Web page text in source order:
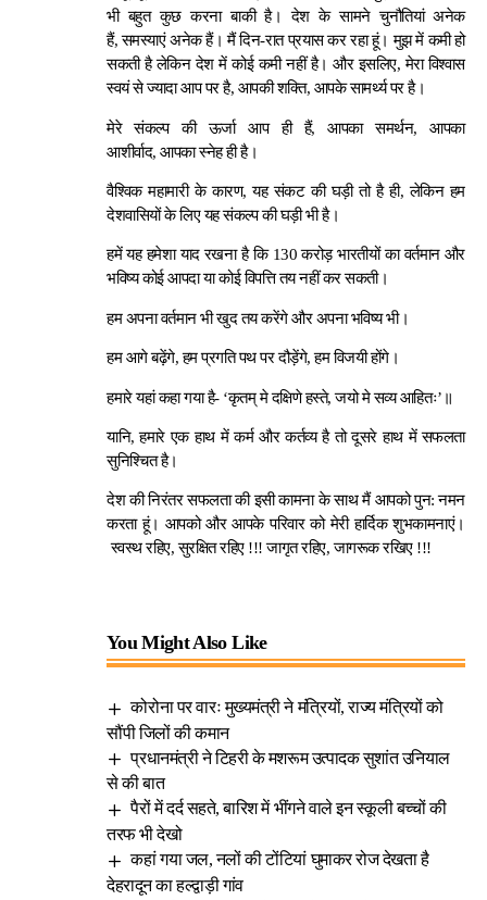
भी बहुत कुछ करना बाकी है। देश के सामने चुनौतियां अनेक
हैं, समस्याएं अनेक हैं। मैं दिन-रात प्रयास कर रहा हूं। मुझ में कमी हो
सकती है लेकिन देश में कोई कमी नहीं है। और इसलिए, मेरा विश्वास
स्वयं से ज्यादा आप पर है, आपकी शक्ति, आपके सामर्थ्य पर है।
मेरे संकल्प की ऊर्जा आप ही हैं, आपका समर्थन, आपका
आशीर्वाद, आपका स्नेह ही है।
वैश्विक महामारी के कारण, यह संकट की घड़ी तो है ही, लेकिन हम
देशवासियों के लिए यह संकल्प की घड़ी भी है।
हमें यह हमेशा याद रखना है कि 130 करोड़ भारतीयों का वर्तमान और
भविष्य कोई आपदा या कोई विपत्ति तय नहीं कर सकती।
हम अपना वर्तमान भी खुद तय करेंगे और अपना भविष्य भी।
हम आगे बढ़ेंगे, हम प्रगति पथ पर दौड़ेंगे, हम विजयी होंगे।
हमारे यहां कहा गया है- ‘कृतम् मे दक्षिणे हस्ते, जयो मे सव्य आहितः’॥
यानि, हमारे एक हाथ में कर्म और कर्तव्य है तो दूसरे हाथ में सफलता
सुनिश्चित है।
देश की निरंतर सफलता की इसी कामना के साथ मैं आपको पुन: नमन
करता हूं। आपको और आपके परिवार को मेरी हार्दिक शुभकामनाएं।
स्वस्थ रहिए, सुरक्षित रहिए !!! जागृत रहिए, जागरूक रखिए !!!
You Might Also Like
कोरोना पर वारः मुख्यमंत्री ने मंत्रियों, राज्य मंत्रियों को
सौंपी जिलों की कमान
प्रधानमंत्री ने टिहरी के मशरूम उत्पादक सुशांत उनियाल
से की बात
पैरों में दर्द सहते, बारिश में भींगने वाले इन स्कूली बच्चों की
तरफ भी देखो
कहां गया जल, नलों की टोंटियां घुमाकर रोज देखता है
देहरादून का हल्द्वाड़ी गांव